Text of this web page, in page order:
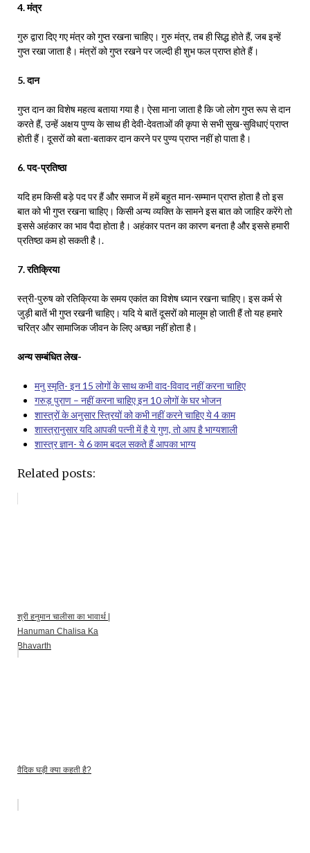
4. मंत्र
गुरु द्वारा दिए गए मंत्र को गुप्त रखना चाहिए। गुरु मंत्र, तब ही सिद्ध होते हैं, जब इन्हें
गुप्त रखा जाता है। मंत्रों को गुप्त रखने पर जल्दी ही शुभ फल प्राप्त होते हैं।
5. दान
गुप्त दान का विशेष महत्व बताया गया है। ऐसा माना जाता है कि जो लोग गुप्त रूप से दान
करते हैं, उन्हें अक्षय पुण्य के साथ ही देवी-देवताओं की कृपा से सभी सुख-सुविधाएं प्राप्त
होती हैं। दूसरों को बता-बताकर दान करने पर पुण्य प्राप्त नहीं हो पाता है।
6. पद-प्रतिष्ठा
यदि हम किसी बड़े पद पर हैं और समाज में हमें बहुत मान-सम्मान प्राप्त होता है तो इस
बात को भी गुप्त रखना चाहिए। किसी अन्य व्यक्ति के सामने इस बात को जाहिर करेंगे तो
इससे अहंकार का भाव पैदा होता है। अहंकार पतन का कारण बनता है और इससे हमारी
प्रतिष्ठा कम हो सकती है।.
7. रतिक्रिया
स्त्री-पुरुष को रतिक्रिया के समय एकांत का विशेष ध्यान रखना चाहिए। इस कर्म से
जुड़ी बातें भी गुप्त रखनी चाहिए। यदि ये बातें दूसरों को मालूम हो जाती हैं तो यह हमारे
चरित्र और सामाजिक जीवन के लिए अच्छा नहीं होता है।
अन्य सम्बंधित लेख-
मनु स्मृति- इन 15 लोगों के साथ कभी वाद-विवाद नहीं करना चाहिए
गरुड़ पुराण – नहीं करना चाहिए इन 10 लोगों के घर भोजन
शास्त्रों के अनुसार स्त्रियों को कभी नहीं करने चाहिए ये 4 काम
शास्त्रानुसार यदि आपकी पत्नी में है ये गुण, तो आप है भाग्यशाली
शास्त्र ज्ञान- ये 6 काम बदल सकते हैं आपका भाग्य
Related posts:
श्री हनुमान चालीसा का भावार्थ |
Hanuman Chalisa Ka
Bhavarth
वैदिक घड़ी क्या कहती है?